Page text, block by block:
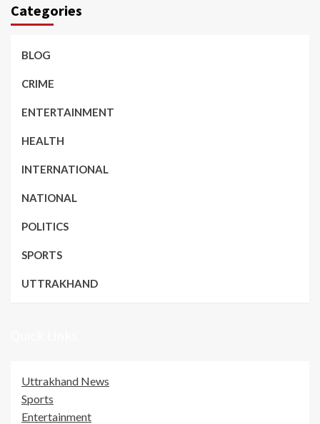
Categories
BLOG
CRIME
ENTERTAINMENT
HEALTH
INTERNATIONAL
NATIONAL
POLITICS
SPORTS
UTTRAKHAND
Uttrakhand News
Sports
Entertainment